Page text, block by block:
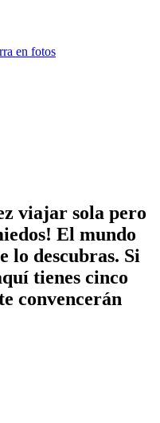
en fotos
viajar sola pero
El mundo
lo descubras. Si
tienes cinco
convencerán